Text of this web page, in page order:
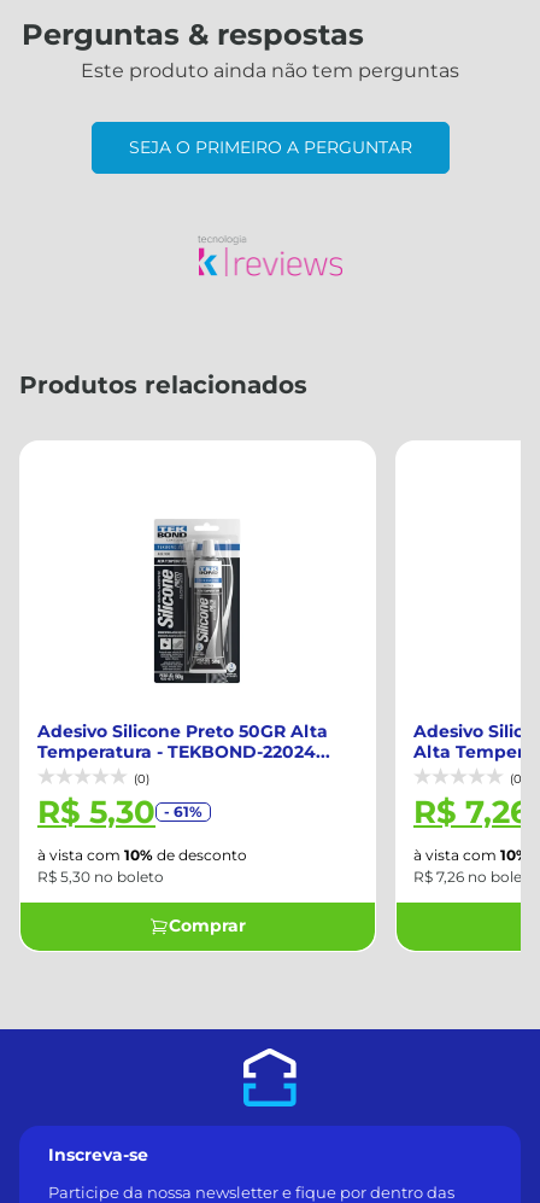
Perguntas & respostas
Este produto ainda não tem perguntas
SEJA O PRIMEIRO A PERGUNTAR
Produtos relacionados
Adesivo Silicone Preto 50GR Alta
Temperatura - TEKBOND-22024...
(0)
R$ 5,30 - 61%
à vista com 10% de desconto
R$ 5,30 no boleto
Comprar
Adesivo
Alta
(0)
R$ 7,26
à vista com 10%
R$ 7,26 no boleto
Inscreva-se
Participe da nossa newsletter e fique por dentro das